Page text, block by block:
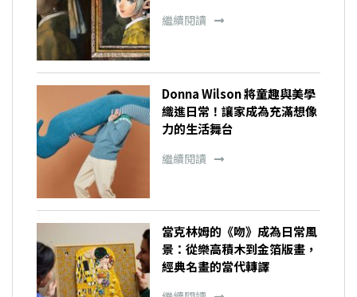
繼續閱讀
Donna Wilson 將童趣與美學
織進日常！讓家成為充滿想像
力的生活舞台
繼續閱讀
當克林姆的《吻》成為日常風
景：從樂高積木到金箔版畫，
經典名畫的當代轉譯